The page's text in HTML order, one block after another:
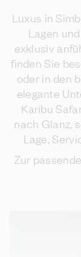
Luxus in
Lagen
exklusiv
finden Sie
oder in den
elegante
Karibu
nach Glanz,
Lage,
Zur